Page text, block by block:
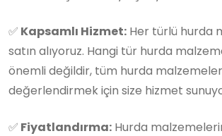
✅ Kapsamlı Hizmet: Her türlü hurda
satın alıyoruz. Hangi tür hurda
önemli değildir, tüm hurda
değerlendirmek için size hizmet
✅ Fiyatlandırma: Hurda